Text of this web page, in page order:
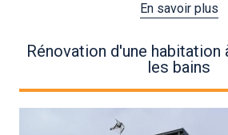
En savoir plus
Rénovation d'une habitation
les bains